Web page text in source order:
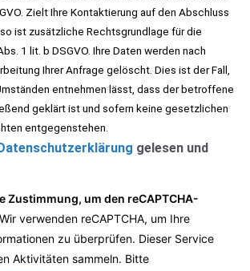
Zielt Ihre Kontaktierung auf den Abschluss
ist zusätzliche Rechtsgrundlage für die
1 lit. b DSGVO. Ihre Daten werden nach
Ihrer Anfrage gelöscht. Dies ist der Fall,
entnehmen lässt, dass der betroffene
geklärt ist und sofern keine gesetzlichen
entgegenstehen.
gelesen und
Zustimmung, um den reCAPTCHA-
Wir verwenden reCAPTCHA, um Ihre
zu überprüfen. Dieser Service
Aktivitäten sammeln. Bitte